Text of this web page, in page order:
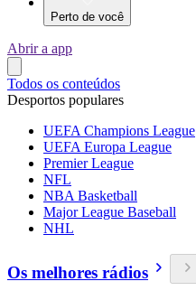
Perto de você
Abrir a app
Todos os conteúdos
Desportos populares
UEFA Champions League
UEFA Europa League
Premier League
NFL
NBA Basketball
Major League Baseball
NHL
Os melhores rádios